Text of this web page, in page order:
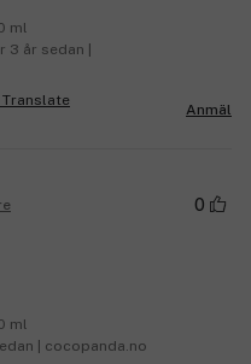
ml
år sedan |
Anmäl
0
ml
| cocopanda.no